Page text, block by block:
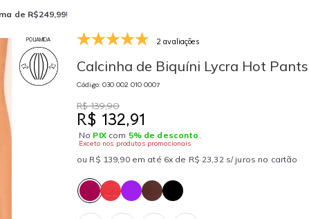
de R$249,99!
030 002 010 0007 2 avaliações
POLIAMIDA
Calcinha de Biquíni Lycra Hot Pants
Código: 030 002 010 0007
R$ 139,90
R$ 132,91
No PIXcom 5% de desconto .
Exceto nos produtos promocionais
ou R$ 139,90 em até 6x de R$ 23,32 s/ juros no cartão